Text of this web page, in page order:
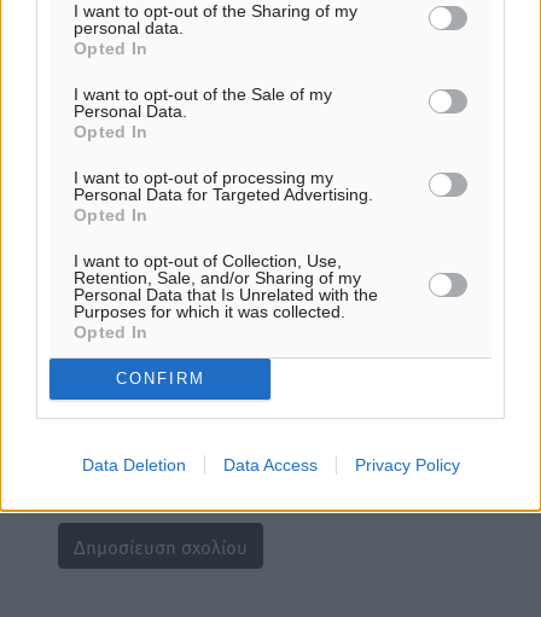
I want to opt-out of the Sharing of my
personal data.
Opted In
I want to opt-out of the Sale of my
Personal Data.
Opted In
I want to opt-out of processing my
Personal Data for Targeted Advertising.
Opted In
I want to opt-out of Collection, Use,
Retention, Sale, and/or Sharing of my
Personal Data that Is Unrelated with the
Purposes for which it was collected.
Opted In
CONFIRM
Data Deletion Data Access Privacy Policy
υποβολή του σχολίου.
Όνοματεπώνυμο Email
Φύλαξε τα στοιχεία μου για την επόμενη φορά.